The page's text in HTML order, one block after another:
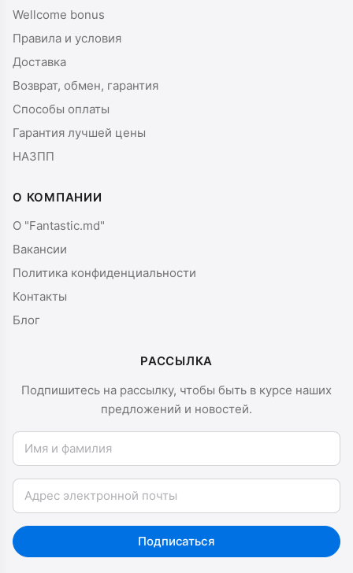
Wellcome bonus
Правила и условия
Доставка
Возврат, обмен, гарантия
Способы оплаты
Гарантия лучшей цены
НАЗПП
О КОМПАНИИ
О "Fantastic.md"
Вакансии
Политика конфиденциальности
Контакты
Блог
РАССЫЛКА
Подпишитесь на рассылку, чтобы быть в курсе наших
предложений и новостей.
Имя и фамилия
Email
Подписаться